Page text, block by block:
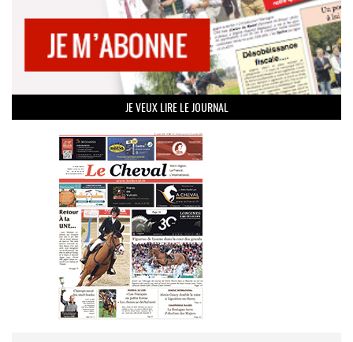
JE VEUX LIRE LE JOURNAL